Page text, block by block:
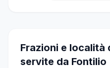
Frazioni e località
servite da Fontilio